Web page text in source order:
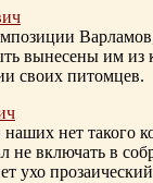
вынесены им из
своих питомцев.
нет такого
не включать в
ухо